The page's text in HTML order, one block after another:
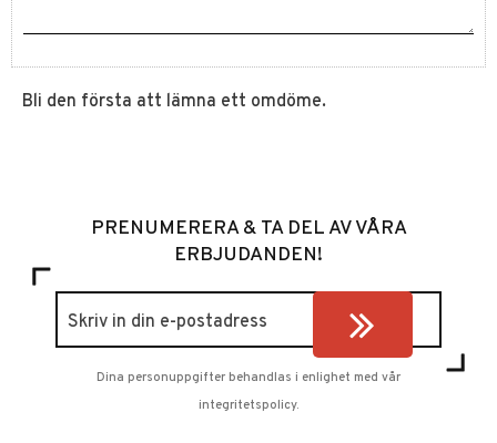
Bli den första att lämna ett omdöme.
PRENUMERERA & TA DEL AV VÅRA
ERBJUDANDEN!
Dina personuppgifter behandlas i enlighet med vår
integritetspolicy.